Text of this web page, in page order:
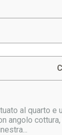
al quarto
angolo